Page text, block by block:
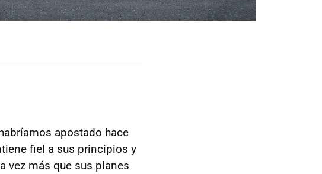
apostado hace
fiel a sus principios y
vez más que sus planes